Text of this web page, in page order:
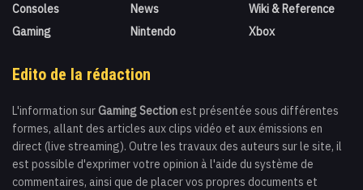
Consoles
Gaming
News
Nintendo
Wiki & Reference
Xbox
Edito de la rédaction
L'information sur Gaming Section est présentée sous différentes
formes, allant des articles aux clips vidéo et aux émissions en
direct (live streaming). Outre les travaux des auteurs sur le site, il
est possible d'exprimer votre opinion à l'aide du système de
commentaires, ainsi que de placer vos propres documents et